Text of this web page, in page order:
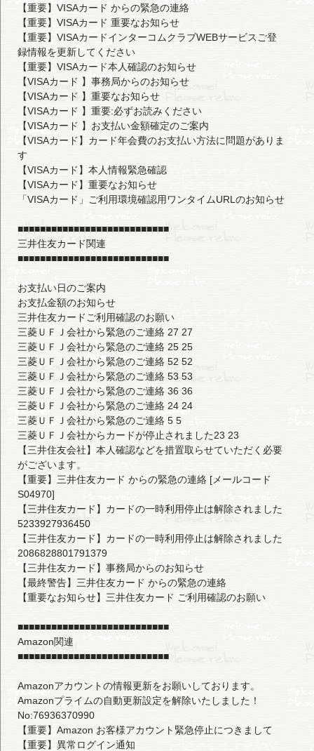
【重要】VISAカード からの緊急の連絡
【重要】VISAカード 重要なお知らせ
【重要】VISAカードインターコムクラブWEBサービスご登
録情報を更新してください
【重要】VISAカード本人確認のお知らせ
【VISAカード 】事務局からのお知らせ
【VISAカード 】重要なお知らせ
【VISAカード 】重要:必ずお読みください
【VISAカード 】お支払い金額確定のご案内
【VISAカード】カード年会費のお支払い方法に問題がありま
す
【VISAカード】本人情報緊急確認
【VISAカード】重要なお知らせ
「VISAカード」ご利用環境確認用ワンタイムURLのお知らせ
■■■■■■■■■■■■■■■■■■■■■■■■■■■
三井住友カード関連
■■■■■■■■■■■■■■■■■■■■■■■■■■■
お支払い日のご案内
お支払金額のお知らせ
三井住友カードご利用確認のお願い
三菱ＵＦＪ会社から緊急のご連絡 27 27
三菱ＵＦＪ会社から緊急のご連絡 25 25
三菱ＵＦＪ会社から緊急のご連絡 52 52
三菱ＵＦＪ会社から緊急のご連絡 53 53
三菱ＵＦＪ会社から緊急のご連絡 36 36
三菱ＵＦＪ会社から緊急のご連絡 24 24
三菱ＵＦＪ会社から緊急のご連絡 5 5
三菱ＵＦＪ会社からカードが停止されました23 23
【三井住友会社】本人確認などを措置取らせていただく必要
がございます。
【重要】三井住友カード からの緊急の連絡 [メールコード
S04970]
【三井住友カード】カードの一時利用停止は解除されました
5233927936450
【三井住友カード】カードの一時利用停止は解除されました
2086828801791379
【三井住友カード】事務局からのお知らせ
【最終警告】三井住友カード からの緊急の連絡
【重要なお知らせ】三井住友カード ご利用確認のお願い
■■■■■■■■■■■■■■■■■■■■■■■■■■■
Amazon関連
■■■■■■■■■■■■■■■■■■■■■■■■■■■
Amazonアカウントの情報更新をお願いしております。
Amazonプライムの自動更新設定を解除いたしました！
No:76936370990
【重要】Аmazon お客様アカウント緊急停止につきまして
【重要】異常ログイン通知